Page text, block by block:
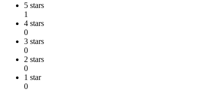
5 stars
1
4 stars
0
3 stars
0
2 stars
0
1 star
0